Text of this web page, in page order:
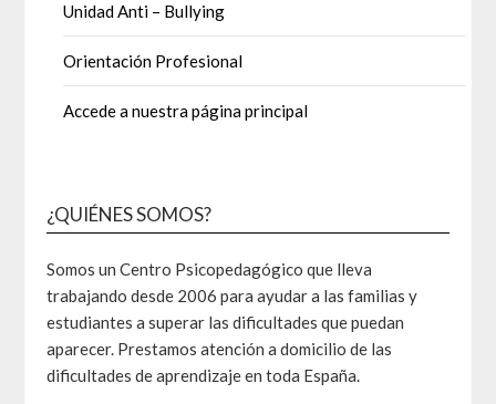
Unidad Anti – Bullying
Orientación Profesional
Accede a nuestra página principal
¿QUIÉNES SOMOS?
Somos un Centro Psicopedagógico que lleva
trabajando desde 2006 para ayudar a las familias y
estudiantes a superar las dificultades que puedan
aparecer. Prestamos atención a domicilio de las
dificultades de aprendizaje en toda España.